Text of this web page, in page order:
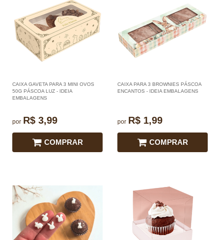
CAIXA GAVETA PARA 3 MINI OVOS
50G PÁSCOA LUZ - IDEIA
EMBALAGENS
por R$ 3,99
COMPRAR
CAIXA PARA 3 BROWNIES PÁSCOA
ENCANTOS - IDEIA EMBALAGENS
por R$ 1,99
COMPRAR